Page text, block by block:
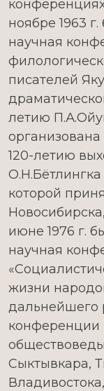
ноябре 1963
научная
писателей
летию
120-летию
О.Н.Бётлингка
которой
июне 1976 г.
научная
жизни
дальнейшего
конференции
Сыктывкара,